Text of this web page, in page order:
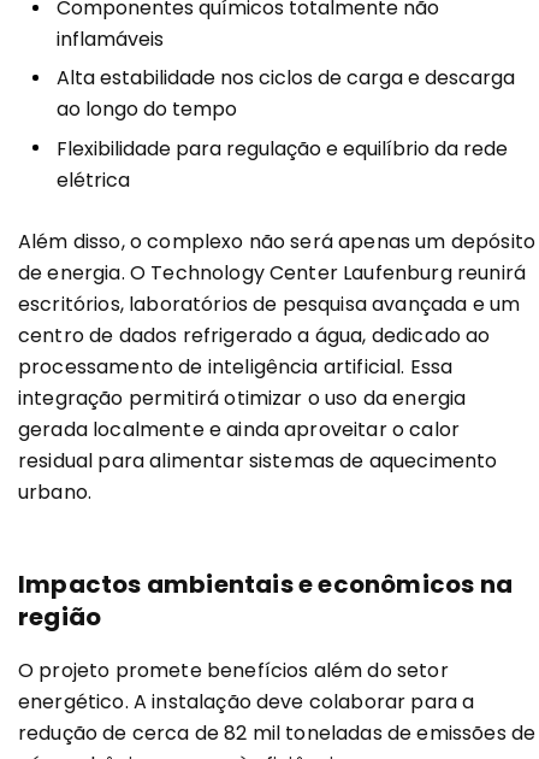
Componentes químicos totalmente não
inflamáveis
Alta estabilidade nos ciclos de carga e descarga
ao longo do tempo
Flexibilidade para regulação e equilíbrio da rede
elétrica
Além disso, o complexo não será apenas um depósito
de energia. O Technology Center Laufenburg reunirá
escritórios, laboratórios de pesquisa avançada e um
centro de dados refrigerado a água, dedicado ao
processamento de inteligência artificial. Essa
integração permitirá otimizar o uso da energia
gerada localmente e ainda aproveitar o calor
residual para alimentar sistemas de aquecimento
urbano.
Impactos ambientais e econômicos na
região
O projeto promete benefícios além do setor
energético. A instalação deve colaborar para a
redução de cerca de 82 mil toneladas de emissões de